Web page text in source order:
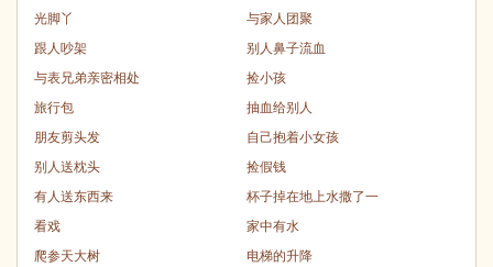
光脚丫
与家人团聚
跟人吵架
别人鼻子流血
与表兄弟亲密相处
捡小孩
旅行包
抽血给别人
朋友剪头发
自己抱着小女孩
别人送枕头
捡假钱
有人送东西来
杯子掉在地上水撒了一
看戏
家中有水
爬参天大树
电梯的升降